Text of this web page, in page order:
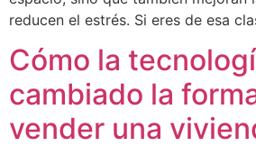
reducen el estrés. Si eres de esa
Cómo la
cambiado la
vender una